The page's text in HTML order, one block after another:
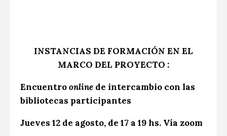
INSTANCIAS DE FORMACIÓN EN EL
MARCO DEL PROYECTO :
Encuentroonline de intercambio con las
bibliotecas participantes
Jueves 12 de agosto, de 17 a 19 hs. Vía zoom